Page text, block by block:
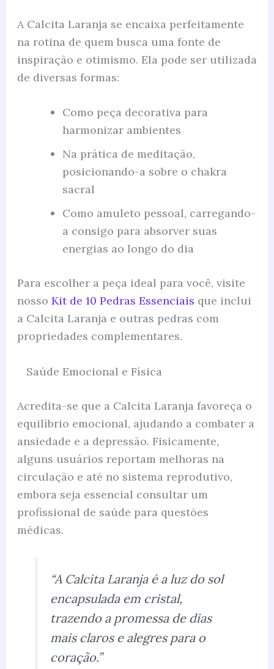
A Calcita Laranja se encaixa perfeitamente
na rotina de quem busca uma fonte de
inspiração e otimismo. Ela pode ser utilizada
de diversas formas:
Como peça decorativa para
harmonizar ambientes
Na prática de meditação,
posicionando-a sobre o chakra
sacral
Como amuleto pessoal, carregando-
a consigo para absorver suas
energias ao longo do dia
Para escolher a peça ideal para você, visite
nosso Kit de 10 Pedras Essenciais que inclui
a Calcita Laranja e outras pedras com
propriedades complementares.
Saúde Emocional e Física
Acredita-se que a Calcita Laranja favoreça o
equilíbrio emocional, ajudando a combater a
ansiedade e a depressão. Fisicamente,
alguns usuários reportam melhoras na
circulação e até no sistema reprodutivo,
embora seja essencial consultar um
profissional de saúde para questões
médicas.
“A Calcita Laranja é a luz do sol
encapsulada em cristal,
trazendo a promessa de dias
mais claros e alegres para o
coração.”